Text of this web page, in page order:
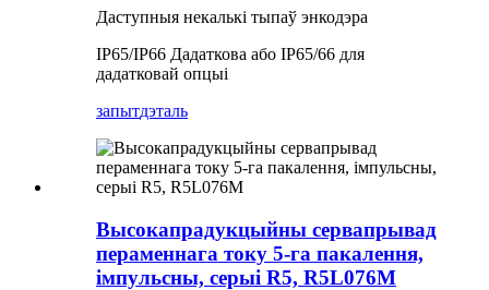
Даступныя некалькі тыпаў энкодэра
IP65/IP66 Дадаткова або IP65/66 для
дадатковай опцыі
запытдэталь
Высокапрадукцыйны сервапрывад
пераменнага току 5-га пакалення,
імпульсны, серыі R5, R5L076M